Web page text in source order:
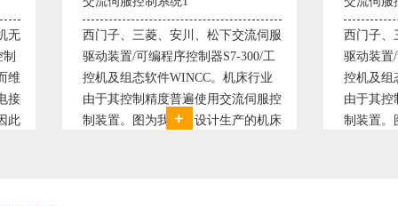
西门子、三菱、安川、松下交流伺服
驱动装置/可编程序控制器S7-300/工
控机及组态软件WINCC。机床行业
由于其控制精度普遍使用交流伺服控
制装置。图为我公司设计生产的机床
西门子、三菱、
驱动装置/可编程
控机及组态软件
由于其控制精度
制装置。图为我